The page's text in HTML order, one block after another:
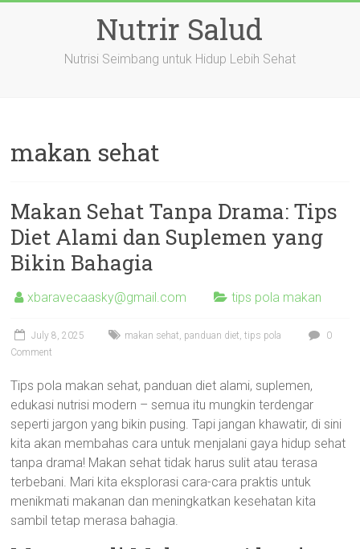
Nutrir Salud
Nutrisi Seimbang untuk Hidup Lebih Sehat
makan sehat
Makan Sehat Tanpa Drama: Tips
Diet Alami dan Suplemen yang
Bikin Bahagia
xbaravecaasky@gmail.com tips pola makan
July 8, 2025 makan sehat, panduan diet,tips pola
0
Comment
Tips pola makan sehat, panduan diet alami, suplemen,
edukasi nutrisi modern – semua itu mungkin terdengar
seperti jargon yang bikin pusing. Tapi jangan khawatir, di sini
kita akan membahas cara untuk menjalani gaya hidup sehat
tanpa drama! Makan sehat tidak harus sulit atau terasa
terbebani. Mari kita eksplorasi cara-cara praktis untuk
menikmati makanan dan meningkatkan kesehatan kita
sambil tetap merasa bahagia.